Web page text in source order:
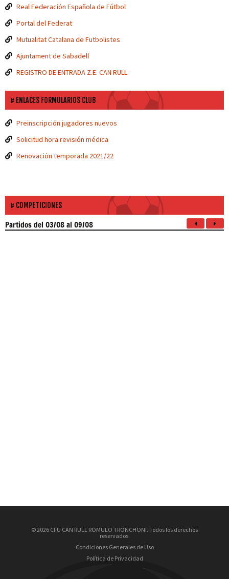
Real Federación Española de Fútbol
Portal del Federat
Mutualitat Catalana de Futbolistes
Ajuntament de Sabadell
REGISTRO DE ENTRADA Z.E. CAN RULL
ENLACES FORMULARIOS CLUB
Preinscripción jugadores nuevos
Solicitud hora revisión médica
Renovación temporada 2021/22
COMPETICIONES
Partidosdel 03/08 al 09/08
© 2026 CFU CAN RULL ROMULO TRONCHONI. Todos los derechos
reservados.
Condiciones Generales de Uso
Política de Privacidad